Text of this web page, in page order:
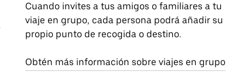
Cuando invites a tus amigos o familiares a tu
viaje en grupo, cada persona podrá añadir su
propio punto de recogida o destino.
Obtén más información sobre viajes en grupo